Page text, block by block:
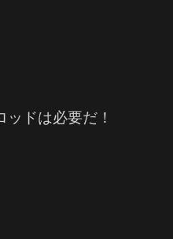
ドは必要だ！